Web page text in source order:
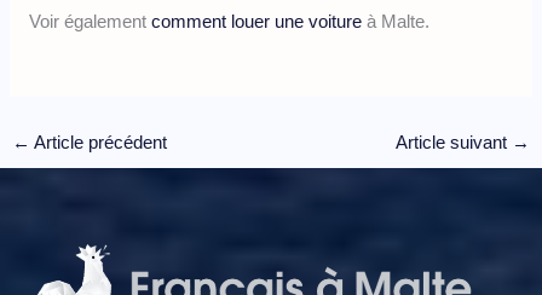
Voir également comment louer une voitureà Malte.
← Article précédent Article suivant →